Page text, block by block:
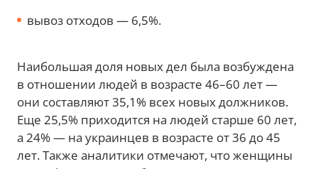
вывоз отходов — 6,5%.
Наибольшая доля новых дел была возбуждена
в отношении людей в возрасте 46–60 лет —
они составляют 35,1% всех новых должников.
Еще 25,5% приходится на людей старше 60 лет,
а 24% — на украинцев в возрасте от 36 до 45
лет. Также аналитики отмечают, что женщины